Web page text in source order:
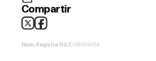
Compartir
Núm. Registre DGT. HB-004154